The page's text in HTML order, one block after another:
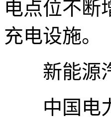
电点位不断
充电设施。
新能源汽
中国电力